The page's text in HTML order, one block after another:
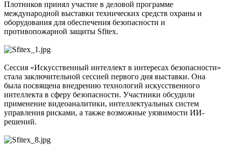
Плотников принял участие в деловой программе
международной выставки технических средств охраны и
оборудования для обеспечения безопасности и
противопожарной защиты Sfitex.
Сессия «Искусственный интеллект в интересах безопасности»
стала заключительной сессией первого дня выставки. Она
была посвящена внедрению технологий искусственного
интеллекта в сферу безопасности. Участники обсудили
применение видеоаналитики, интеллектуальных систем
управления рисками, а также возможные уязвимости ИИ-
решений.